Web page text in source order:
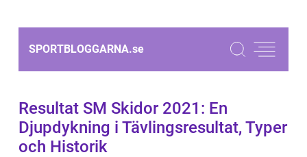
SPORTBLOGGARNA.se
Resultat SM Skidor 2021: En
Djupdykning i Tävlingsresultat, Typer
och Historik